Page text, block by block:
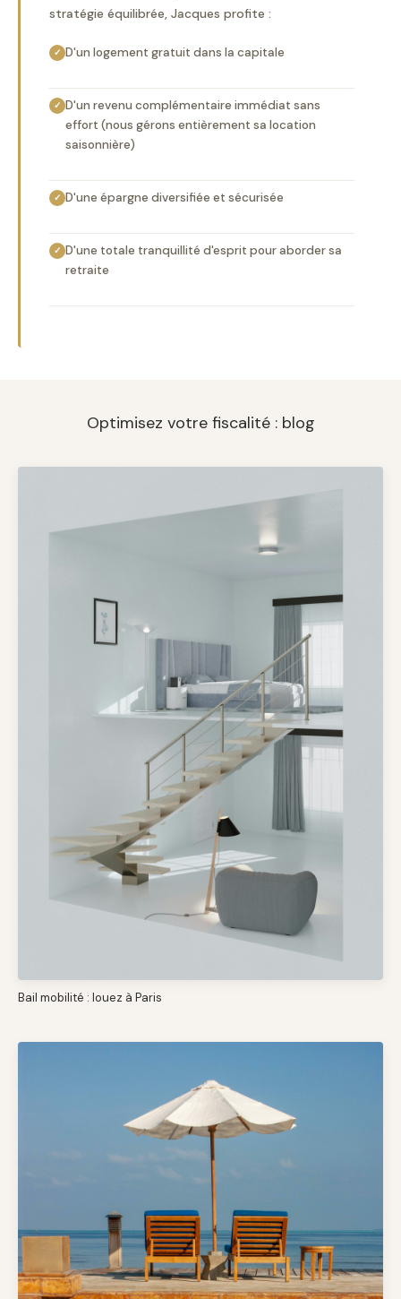
stratégie équilibrée, Jacques profite :
✓ D'un logement gratuit dans la capitale
✓ D'un revenu complémentaire immédiat sans
effort (nous gérons entièrement sa location
saisonnière)
✓ D'une épargne diversifiée et sécurisée
✓ D'une totale tranquillité d'esprit pour aborder sa
retraite
Optimisez votre fiscalité : blog
Bail mobilité : louez à Paris